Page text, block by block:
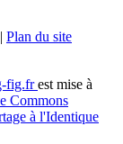
| Plan du site
fig.frest mise à
Commons
à l'Identique